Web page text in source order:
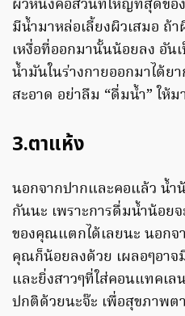
ผิวหนังคือส่วนที่ใหญ่ที่สุดขอ
มีน้ำมาหล่อเลี้ยงผิวเสมอ ถ้
เหงื่อที่ออกมานั้นน้อยลง อัน
น้ำมันในร่างกายออกมาได้ย
สะอาด อย่าลืม “ดื่มน้ำ” ให้
3.ตาแห้ง
นอกจากปากและคอแล้ว น้
กันนะ เพราะการดื่มน้ำน้อย
ของคุณแตกได้เลยนะ นอกจ
คุณก็น้อยลงด้วย เผลอๆอาจ
และยิ่งสาวๆที่ใส่คอนแทคเ
ปกติด้วยนะจ๊ะ เพื่อสุขภาพต